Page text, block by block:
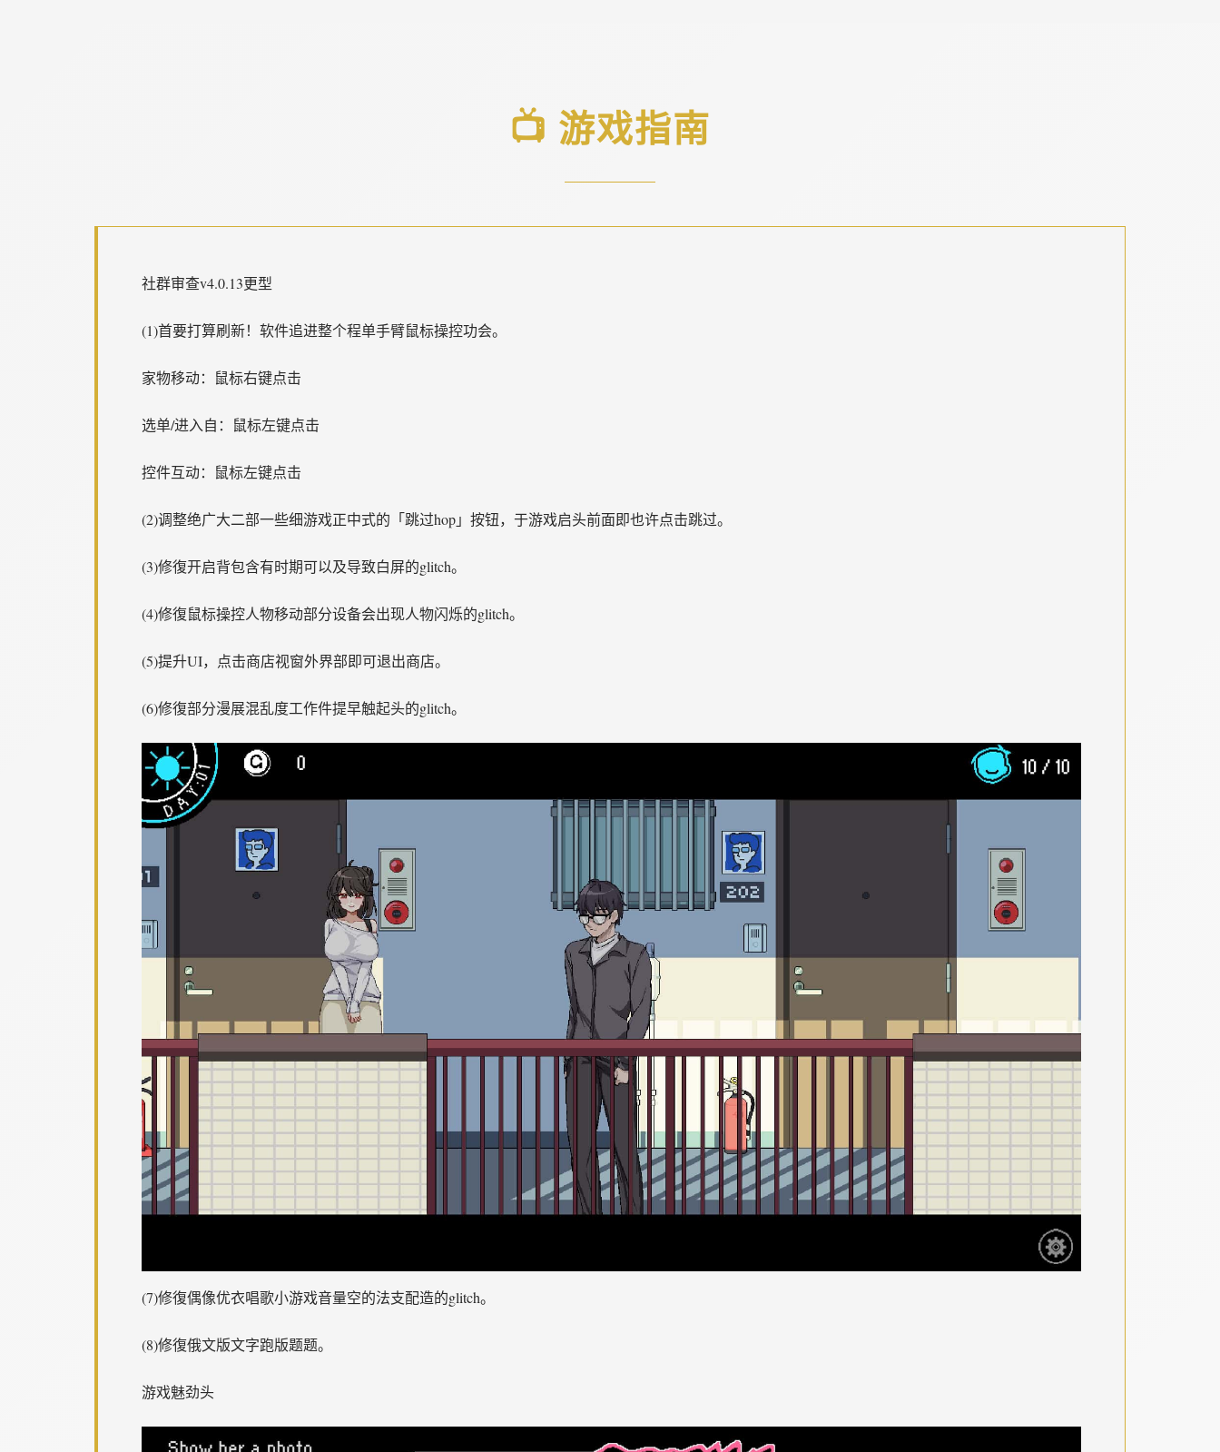
📺 游戏指南
社群审查v4.0.13更型
(1)首要打算刷新！软件追进整个程单手臂鼠标操控功会。
家物移动：鼠标右键点击
选单/进入自：鼠标左键点击
控件互动：鼠标左键点击
(2)调整绝广大二部一些细游戏正中式的「跳过hop」按钮，于游戏启头前面即也许点击跳过。
(3)修復开启背包含有时期可以及导致白屏的glitch。
(4)修復鼠标操控人物移动部分设备会出现人物闪烁的glitch。
(5)提升UI，点击商店视窗外界部即可退出商店。
(6)修復部分漫展混乱度工作件提早触起头的glitch。
(7)修復偶像优衣唱歌小游戏音量空的法支配造的glitch。
(8)修復俄文版文字跑版题题。
游戏魅劲头